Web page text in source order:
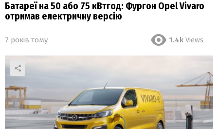
Батареї на 50 або 75 кВтгод: Фургон Opel Vivaro
отримав електричну версію
7 років тому 1.4k Views